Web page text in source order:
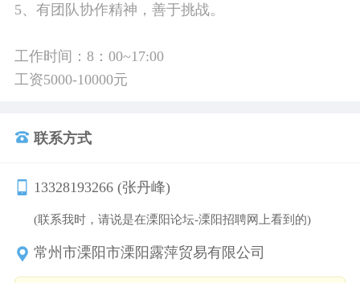
5、有团队协作精神，善于挑战。
工作时间：8：00~17:00
工资5000-10000元
联系方式
13328193266 (张丹峰)
(联系我时，请说是在溧阳论坛-溧阳招聘网上看到的)
常州市溧阳市溧阳露萍贸易有限公司